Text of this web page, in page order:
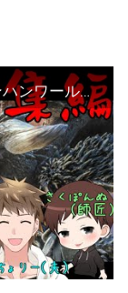
【MHW】ポンコツ夫婦と師匠のモンハンワールド奮闘記【総集編】